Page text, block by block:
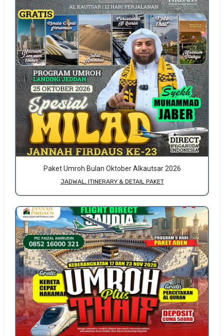
Paket Umroh Bulan Oktober Alkautsar 2026
JADWAL, ITINERARY & DETAIL PAKET